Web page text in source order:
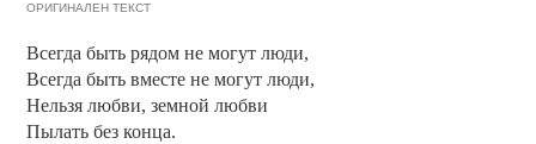
ОРИГИНАЛЕН ТЕКСТ
Всегда быть рядом не могут люди,
Всегда быть вместе не могут люди,
Нельзя любви, земной любви
Пылать без конца.